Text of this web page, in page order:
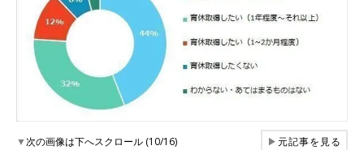
▼次の画像は下へスクロール (10/16) ▶元記事を見る